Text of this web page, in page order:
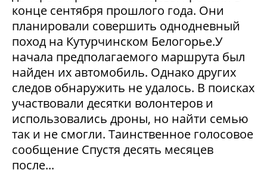
конце сентября прошлого года. Они
планировали совершить однодневный
поход на Кутурчинском Белогорье.У
начала предполагаемого маршрута был
найден их автомобиль. Однако других
следов обнаружить не удалось. В поисках
участвовали десятки волонтеров и
использовались дроны, но найти семью
так и не смогли. Таинственное голосовое
сообщение Спустя десять месяцев
после...